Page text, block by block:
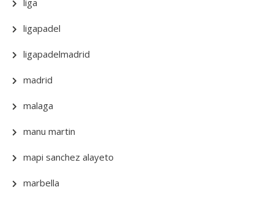
liga
ligapadel
ligapadelmadrid
madrid
malaga
manu martin
mapi sanchez alayeto
marbella